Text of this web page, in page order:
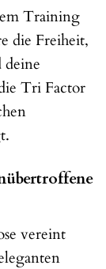
Training
die Freiheit,
deine
Tri Factor
vereint